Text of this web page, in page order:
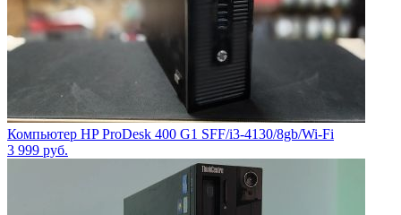
Компьютер HP ProDesk 400 G1 SFF/i3-4130/8gb/Wi-Fi
3 999 руб.